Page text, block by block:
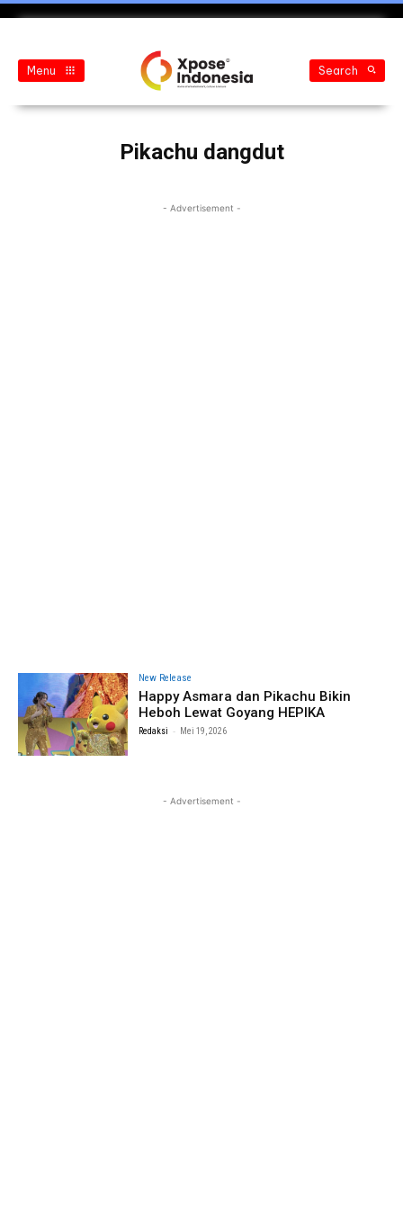
Menu Search
Pikachu dangdut
- Advertisement -
New Release
Happy Asmara dan Pikachu Bikin
Heboh Lewat Goyang HEPIKA
Redaksi - Mei 19, 2026
- Advertisement -